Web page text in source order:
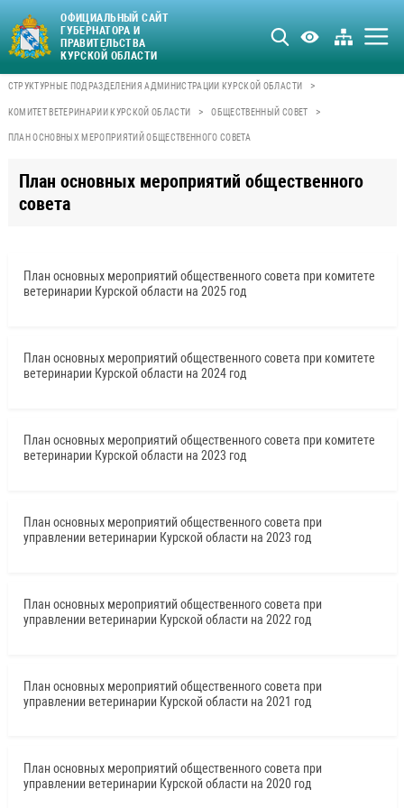
ОФИЦИАЛЬНЫЙ САЙТ
ГУБЕРНАТОРА И
ПРАВИТЕЛЬСТВА
КУРСКОЙ ОБЛАСТИ
СТРУКТУРНЫЕ ПОДРАЗДЕЛЕНИЯ АДМИНИСТРАЦИИ КУРСКОЙ ОБЛАСТИ >
КОМИТЕТ ВЕТЕРИНАРИИ КУРСКОЙ ОБЛАСТИ > ОБЩЕСТВЕННЫЙ СОВЕТ >
ПЛАН ОСНОВНЫХ МЕРОПРИЯТИЙ ОБЩЕСТВЕННОГО СОВЕТА
План основных мероприятий общественного
совета
План основных мероприятий общественного совета при комитете
ветеринарии Курской области на 2025 год
План основных мероприятий общественного совета при комитете
ветеринарии Курской области на 2024 год
План основных мероприятий общественного совета при комитете
ветеринарии Курской области на 2023 год
План основных мероприятий общественного совета при
управлении ветеринарии Курской области на 2023 год
План основных мероприятий общественного совета при
управлении ветеринарии Курской области на 2022 год
План основных мероприятий общественного совета при
управлении ветеринарии Курской области на 2021 год
План основных мероприятий общественного совета при
управлении ветеринарии Курской области на 2020 год